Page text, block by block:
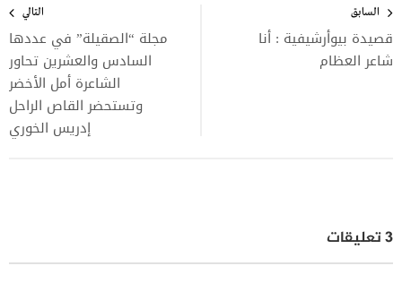
المقالات
السابق
قصيدة بيوأرشيفية : أنا
شاعر العظام
التالي
مجلة “الصقيلة” في عددها
السادس والعشرين تحاور
الشاعرة أمل الأخضر
وتستحضر القاص الراحل
إدريس الخوري
3 تعليقات